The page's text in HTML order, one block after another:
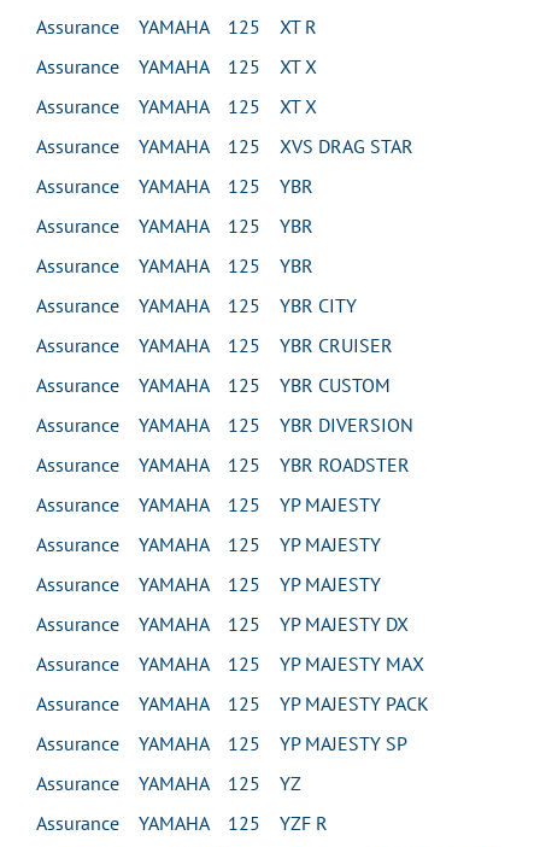
Assurance YAMAHA 125 XT R
Assurance YAMAHA 125 XT X
Assurance YAMAHA 125 XT X
Assurance YAMAHA 125 XVS DRAG STAR
Assurance YAMAHA 125 YBR
Assurance YAMAHA 125 YBR
Assurance YAMAHA 125 YBR
Assurance YAMAHA 125 YBR CITY
Assurance YAMAHA 125 YBR CRUISER
Assurance YAMAHA 125 YBR CUSTOM
Assurance YAMAHA 125 YBR DIVERSION
Assurance YAMAHA 125 YBR ROADSTER
Assurance YAMAHA 125 YP MAJESTY
Assurance YAMAHA 125 YP MAJESTY
Assurance YAMAHA 125 YP MAJESTY
Assurance YAMAHA 125 YP MAJESTY DX
Assurance YAMAHA 125 YP MAJESTY MAX
Assurance YAMAHA 125 YP MAJESTY PACK
Assurance YAMAHA 125 YP MAJESTY SP
Assurance YAMAHA 125 YZ
Assurance YAMAHA 125 YZF R